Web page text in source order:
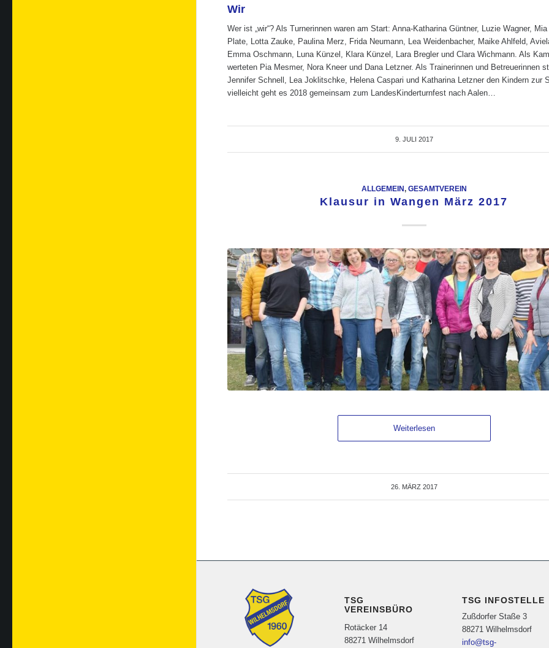
Wir
Wer ist „wir“? Als Turnerinnen waren am Start: Anna-Katharina Güntner, Luzie Wagner,
Plate, Lotta Zauke, Paulina Merz, Frida Neumann, Lea Weidenbacher, Maike Ahlfeld,
Emma Oschmann, Luna Künzel, Klara Künzel, Lara Bregler und Clara Wichmann. Als
werteten Pia Mesmer, Nora Kneer und Dana Letzner. Als Trainerinnen und Betreuerinnen
Jennifer Schnell, Lea Joklitschke, Helena Caspari und Katharina Letzner den Kindern zur
vielleicht geht es 2018 gemeinsam zum LandesKinderturnfest nach Aalen…
9. JULI 2017
ALLGEMEIN, GESAMTVEREIN
Klausur in Wangen März 2017
Weiterlesen
26. MÄRZ 2017
TSG
VEREINSBÜRO
Rotäcker 14
88271 Wilhelmsdorf
TSG INFOSTELLE
Zußdorfer Staße 3
88271 Wilhelmsdorf
info@tsg-